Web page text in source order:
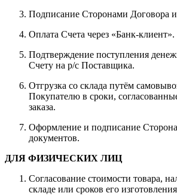
Подписание Сторонами Договора
Оплата Счета через «Банк-клиент».
Подтверждение поступления
Счету на р/с Поставщика.
Отгрузка со склада путём
Покупателю в сроки,
заказа.
Оформление и подписание
документов.
ДЛЯ ФИЗИЧЕСКИХ ЛИЦ
Согласование стоимости товара,
складе или сроков его